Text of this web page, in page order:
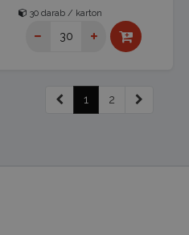
30 darab / karton
1 2